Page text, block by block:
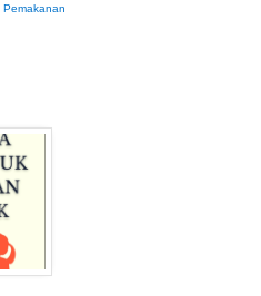
Pemakanan